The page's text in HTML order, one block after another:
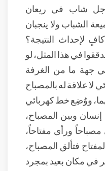
شاب في ريعان
الشباب ولا ينجبان
لإحداث النتيجة؟
في هذا المثل، لو
جهة ما من الغرفة
لا علاقة له بالمصباح
ووُضِع خط كهربائي
وبين المصباح،
ورأى مفتاحاً،
فتألق المصباح،
في مكان بعيد بمجرد